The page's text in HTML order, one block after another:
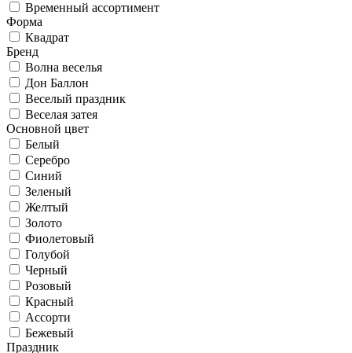
Временный ассортимент
Форма
Квадрат
Бренд
Волна веселья
Дон Баллон
Веселый праздник
Веселая затея
Основной цвет
Белый
Серебро
Синий
Зеленый
Желтый
Золото
Фиолетовый
Голубой
Черный
Розовый
Красный
Ассорти
Бежевый
Праздник